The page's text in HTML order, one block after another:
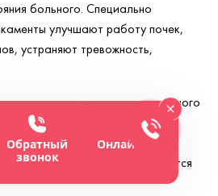
больного. Специально
улучшают работу почек,
устраняют тревожность,
проводится только с личного
Это закрепительная терапия
рецидива после выписки из
и сроки кодировки определяются
Обратный
звонок
Онлайн-чат